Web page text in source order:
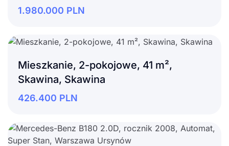
1.980.000 PLN
Mieszkanie, 2-pokojowe, 41 m²,
Skawina, Skawina
426.400 PLN